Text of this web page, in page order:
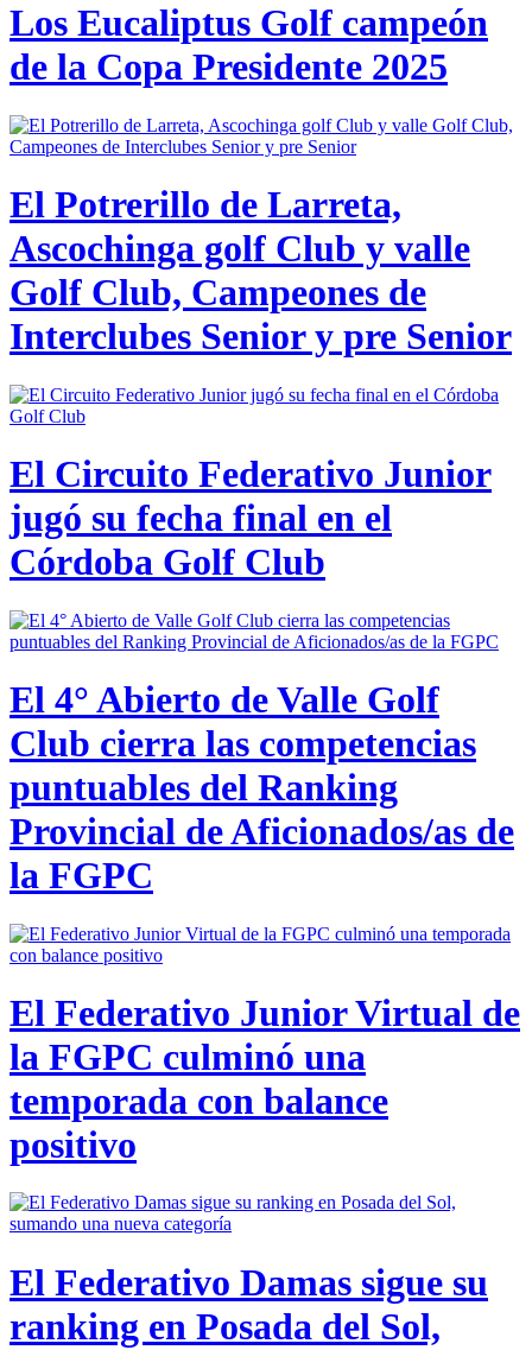
Los Eucaliptus Golf campeón
de la Copa Presidente 2025
El Potrerillo de Larreta,
Ascochinga golf Club y valle
Golf Club, Campeones de
Interclubes Senior y pre Senior
El Circuito Federativo Junior
jugó su fecha final en el
Córdoba Golf Club
El 4° Abierto de Valle Golf
Club cierra las competencias
puntuables del Ranking
Provincial de Aficionados/as de
la FGPC
El Federativo Junior Virtual de
la FGPC culminó una
temporada con balance
positivo
El Federativo Damas sigue su
ranking en Posada del Sol,